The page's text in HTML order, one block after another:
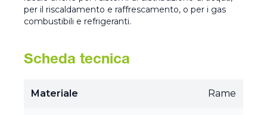
per il riscaldamento e raffrescamento, o per i gas
combustibili e refrigeranti.
Scheda tecnica
Materiale Rame